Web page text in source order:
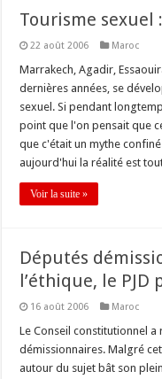
Tourisme sexuel
22 août 2006 Maroc
Marrakech, Agadir,
dernières années, se
sexuel. Si pendant
point que l'on pensait que
que c'était un mythe
aujourd'hui la réalité est
Voir la suite »
Députés
l’éthique, le
16 août 2006 Maroc
Le Conseil constitutionnel
démissionnaires. Malgré
autour du sujet bât son